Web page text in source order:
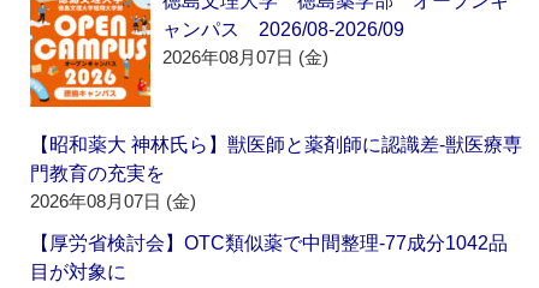
ャンパス 2026/08-2026/09
2026年08月07日 (金)
【昭和薬大 神林氏ら】獣医師と薬剤師に認識差‐獣医療専
門教育の充実を
2026年08月07日 (金)
【厚労省検討会】OTC類似薬で中間整理‐77成分1042品
目が対象に